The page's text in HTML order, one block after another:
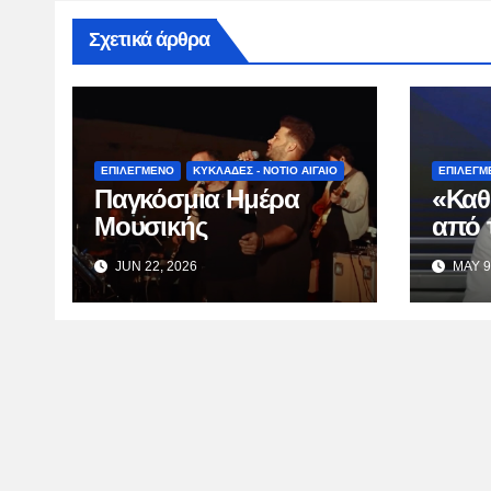
Σχετικά άρθρα
ΕΠΙΛΕΓΜΕΝΟ ΚΥΚΛΑΔΕΣ - ΝΟΤΙΟ ΑΙΓΑΙΟ
Παγκόσμια Ημέρα
Μουσικής
JUN 22, 2026
από
TV
MAY